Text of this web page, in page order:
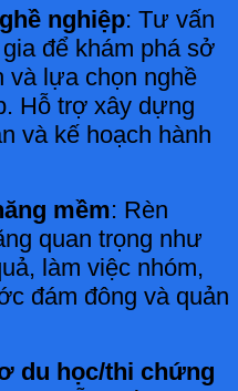
nghiệp: Tư vấn
để khám phá sở
và lựa chọn nghề
Hỗ trợ xây dựng
và kế hoạch hành
mềm: Rèn
quan trọng như
làm việc nhóm,
đám đông và quản
du học/thi chứng